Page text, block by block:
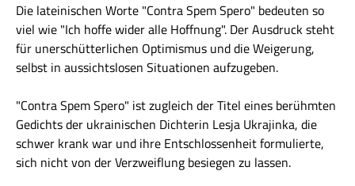
Die lateinischen Worte "Contra Spem Spero" bedeuten so
viel wie "Ich hoffe wider alle Hoffnung". Der Ausdruck steht
für unerschütterlichen Optimismus und die Weigerung,
selbst in aussichtslosen Situationen aufzugeben.
"Contra Spem Spero" ist zugleich der Titel eines berühmten
Gedichts der ukrainischen Dichterin Lesja Ukrajinka, die
schwer krank war und ihre Entschlossenheit formulierte,
sich nicht von der Verzweiflung besiegen zu lassen.